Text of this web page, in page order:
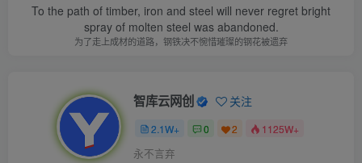
To the path of timber, iron and steel will never regret bright
spray of molten steel was abandoned.
为了走上成材的道路，钢铁决不惋惜璀璨的钢花被遗弃
智库云网创 关注
2.1W+ 0 2 1125W+
永不言弃